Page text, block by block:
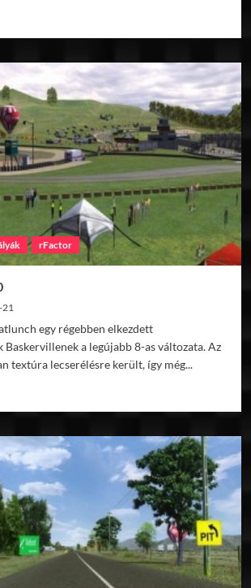
rFactor
egy régebben elkezdett
Baskervillenek a legújabb 8-as változata. Az
textúra lecserélésre került, így még...